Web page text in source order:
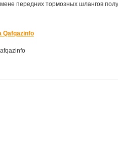
передних тормозных шлангов
Qafqazinfo